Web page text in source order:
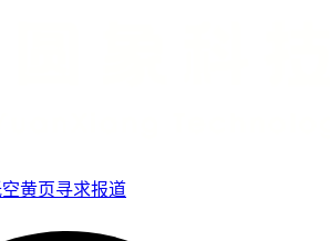
黄页寻求报道